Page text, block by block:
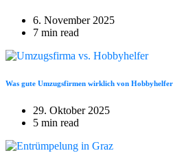
6. November 2025
7 min read
Was gute Umzugsfirmen wirklich von
29. Oktober 2025
5 min read